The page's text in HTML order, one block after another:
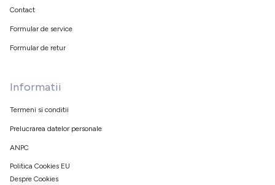
Contact
Formular de service
Formular de retur
Informatii
Termeni si conditii
Prelucrarea datelor personale
ANPC
Politica Cookies EU
Despre Cookies